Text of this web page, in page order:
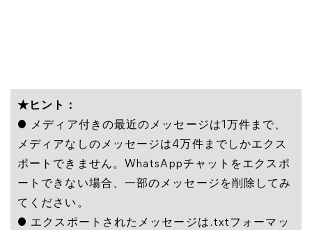
★ヒント：
● メディア付きの最近のメッセージは1万件まで、
メディアなしのメッセージは4万件までしかエクス
ポートできません。WhatsAppチャットをエクスポ
ートできない場合、一部のメッセージを削除してみ
てください。
● エクスポートされたメッセージは.txtフォーマッ